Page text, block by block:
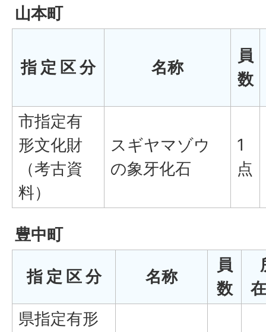
山本町
指 定 区 分 名称
員
数
市指定有
形文化財
（考古資
料）
スギヤマゾウ
の象牙化石
1
点
豊中町
指 定 区 分 名称
員
数
県指定有形